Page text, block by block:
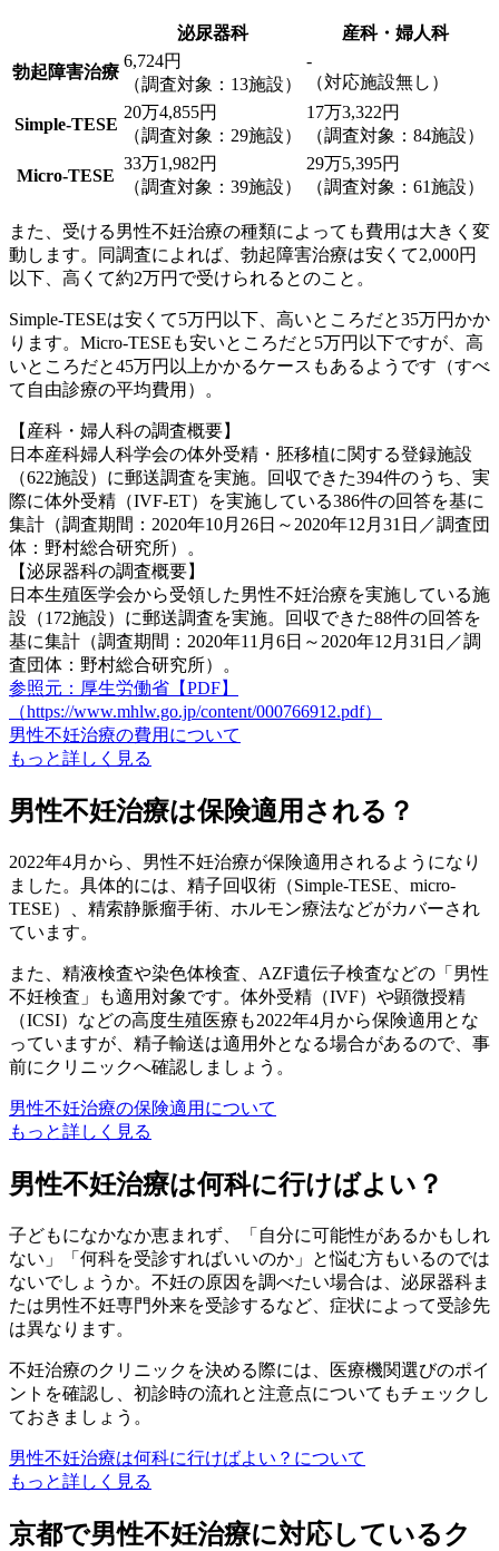
泌尿器科 産科・婦人科
勃起障害治療
6,724円
（調査対象：13施設）
-
（対応施設無し）
Simple-TESE
20万4,855円
（調査対象：29施設）
17万3,322円
（調査対象：84施設）
Micro-TESE
33万1,982円
（調査対象：39施設）
29万5,395円
（調査対象：61施設）
また、 受ける男性不妊治療の種類によっても費用は大きく変
動 します。同調査によれば、勃起障害治療は安くて2,000円
以下、高くて約2万円で受けられるとのこと。
Simple-TESEは安くて5万円以下、高いところだと35万円かか
ります。Micro-TESEも安いところだと5万円以下ですが、高
いところだと45万円以上かかるケースもあるようです（すべ
て自由診療の平均費用）。
【産科・婦人科の調査概要】
日本産科婦人科学会の体外受精・胚移植に関する登録施設
（622施設）に郵送調査を実施。回収できた394件のうち、実
際に体外受精（IVF-ET）を実施している386件の回答を基に
集計（調査期間：2020年10月26日～2020年12月31日／調査団
体：野村総合研究所）。
【泌尿器科の調査概要】
日本生殖医学会から受領した男性不妊治療を実施している施
設（172施設）に郵送調査を実施。回収できた88件の回答を
基に集計（調査期間：2020年11月6日～2020年12月31日／調
査団体：野村総合研究所）。
参照元：厚生労働省【PDF】
（https://www.mhlw.go.jp/content/000766912.pdf）
男性不妊治療の費用について
もっと詳しく見る
男性不妊治療は保険適用される？
2022年4月から、 男性不妊治療が保険適用される ようになり
ました。具体的には、精子回収術（Simple-TESE、micro-
TESE）、精索静脈瘤手術、ホルモン療法などがカバーされ
ています。
また、精液検査や染色体検査、AZF遺伝子検査などの 「男性
不妊検査」も適用対象です。体外受精（IVF）や顕微授精
（ICSI）などの高度生殖医療も2022年4月から保険適用とな
っていますが、 精子輸送は適用外となる場合があるので、事
前にクリニックへ確認しましょう。
男性不妊治療の保険適用について
もっと詳しく見る
男性不妊治療は何科に行けばよい？
子どもになかなか恵まれず、「自分に可能性があるかもしれ
ない」「何科を受診すればいいのか」と悩む方もいるのでは
ないでしょうか。 不妊の原因を調べたい場合は、泌尿器科ま
たは男性不妊専門外来を受診するなど、症状によって受診先
は異なります。
不妊治療のクリニックを決める際には、医療機関選びのポイ
ントを確認し、初診時の流れと注意点についてもチェックし
ておきましょう。
男性不妊治療は何科に行けばよい？について
もっと詳しく見る
京都で男性不妊治療に対応しているク